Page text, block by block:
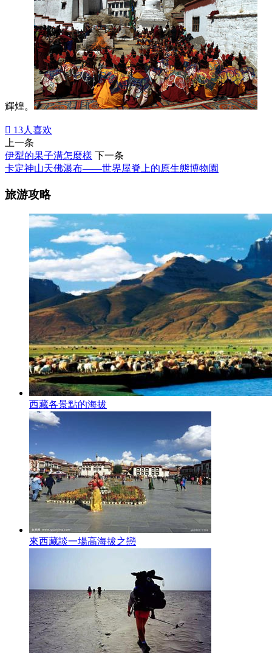
輝煌。
 13人喜欢
上一条
伊犁的果子溝怎麼樣 下一条
卡定神山天佛瀑布——世界屋脊上的原生態博物園
旅游攻略
西藏各景點的海拔
來西藏談一場高海拔之戀